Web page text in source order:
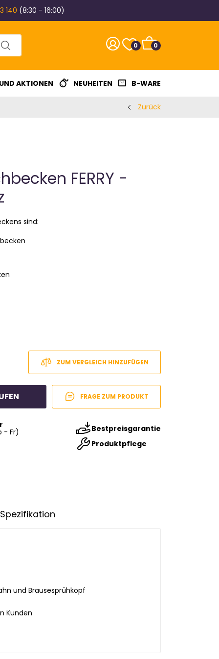
140 (8:30 - 16:00)
0 0
AKTIONEN NEUHEITEN B-WARE
Zurück
FERRY -
sind:
ZUM VERGLEICH HINZUFÜGEN
FRAGE ZUM PRODUKT
- Fr)
Bestpreisgarantie
Produktpflege
Spezifikation
und Brausesprühkopf
Kunden